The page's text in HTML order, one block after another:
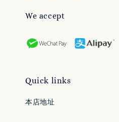
We accept
Quick links
本店地址